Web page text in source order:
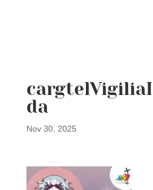
da
Nov 30, 2025